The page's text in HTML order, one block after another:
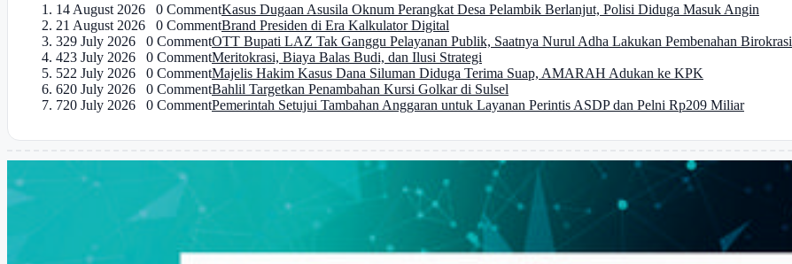
14 August 2026 0 CommentKasus Dugaan Asusila Oknum Perangkat Desa Pelambik Berlanjut, Polisi Diduga Masuk Angin
21 August 2026 0 CommentBrand Presiden di Era Kalkulator Digital
329 July 2026 0 CommentOTT Bupati LAZ Tak Ganggu Pelayanan Publik, Saatnya Nurul Adha Lakukan Pembenahan Birokrasi
423 July 2026 0 CommentMeritokrasi, Biaya Balas Budi, dan Ilusi Strategi
522 July 2026 0 CommentMajelis Hakim Kasus Dana Siluman Diduga Terima Suap, AMARAH Adukan ke KPK
620 July 2026 0 CommentBahlil Targetkan Penambahan Kursi Golkar di Sulsel
720 July 2026 0 CommentPemerintah Setujui Tambahan Anggaran untuk Layanan Perintis ASDP dan Pelni Rp209 Miliar